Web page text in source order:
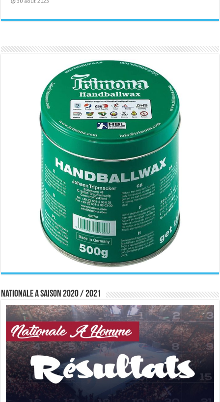
Nationale A saison 2020 / 2021